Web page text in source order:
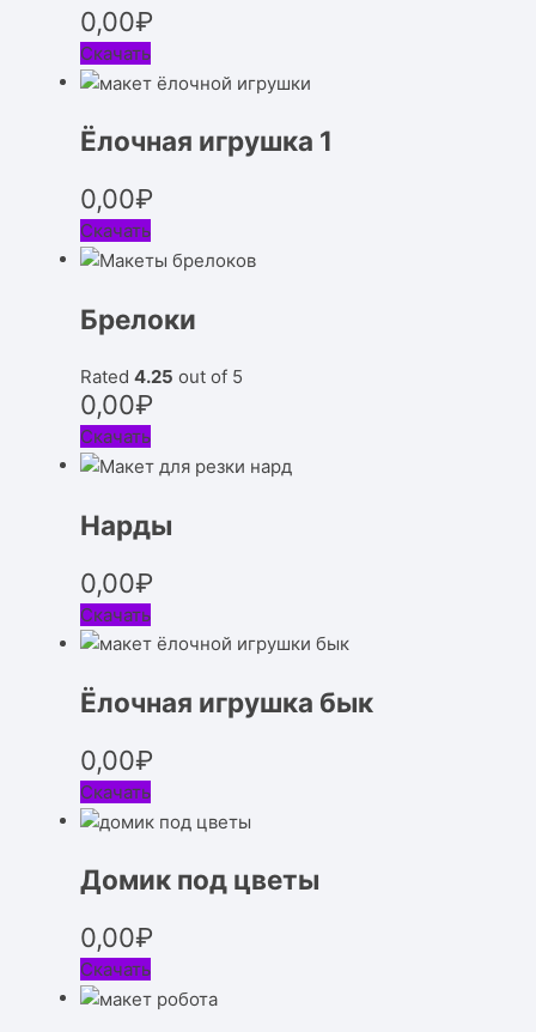
0,00₽
Скачать
Ёлочная игрушка 1
0,00₽
Скачать
Брелоки
Rated4.25 out of 5
0,00₽
Скачать
Нарды
0,00₽
Скачать
Ёлочная игрушка бык
0,00₽
Скачать
Домик под цветы
0,00₽
Скачать